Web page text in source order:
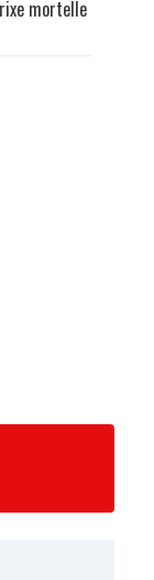
mortelle